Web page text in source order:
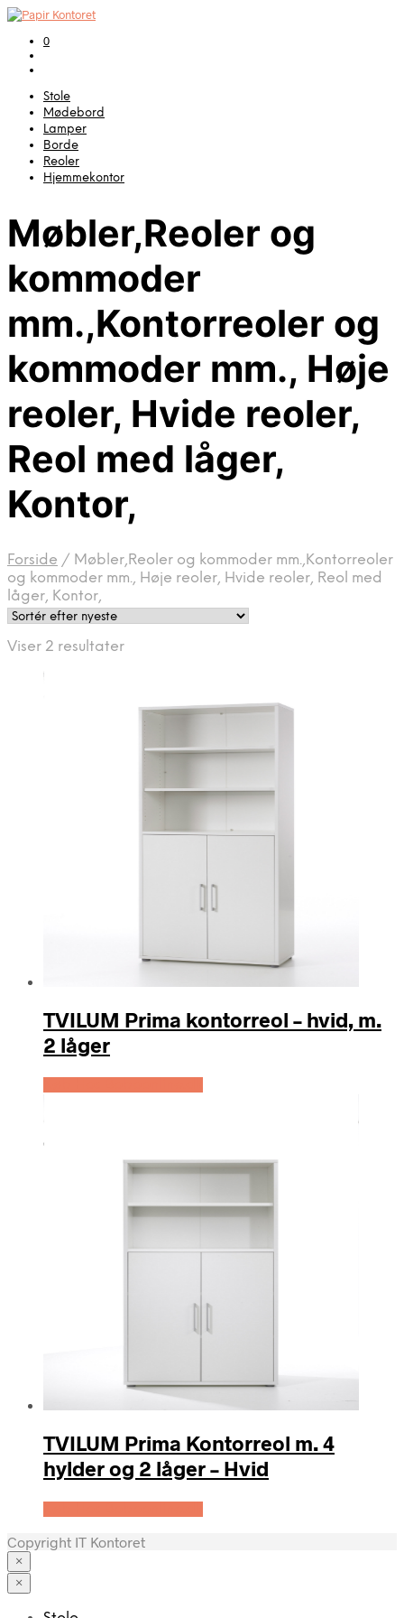
0
Stole
Mødebord
Lamper
Borde
Reoler
Hjemmekontor
Møbler,Reoler og
kommoder
mm.,Kontorreoler og
kommoder mm., Høje
reoler, Hvide reoler,
Reol med låger,
Kontor,
Forside / Møbler,Reoler og kommoder mm.,Kontorreoler
og kommoder mm., Høje reoler, Hvide reoler, Reol med
låger, Kontor,
Viser 2 resultaterSorteret
TVILUM Prima kontorreol – hvid, m.
2 låger
TVILUM Prima Kontorreol m. 4
hylder og 2 låger – Hvid
Copyright IT Kontoret
×
×